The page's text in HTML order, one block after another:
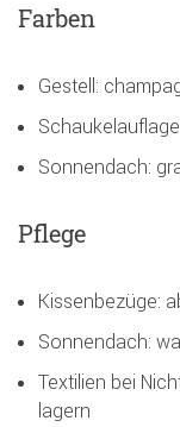
Farben
Gestell:
Sonnendach:
Pflege
Kissenbezüge:
Sonnendach:
Textilien bei
lagern